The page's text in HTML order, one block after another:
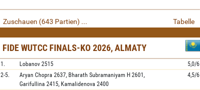
Zuschauen (643 Partien) ... Tabelle
FIDE WUTCC FINALS-KO 2026, ALMATY
1. Lobanov 2515
5,0/6
2-5.
Aryan Chopra 2637, Bharath Subramaniyam H 2601,
Garifullina 2415, Kamalidenova 2400
4,5/6